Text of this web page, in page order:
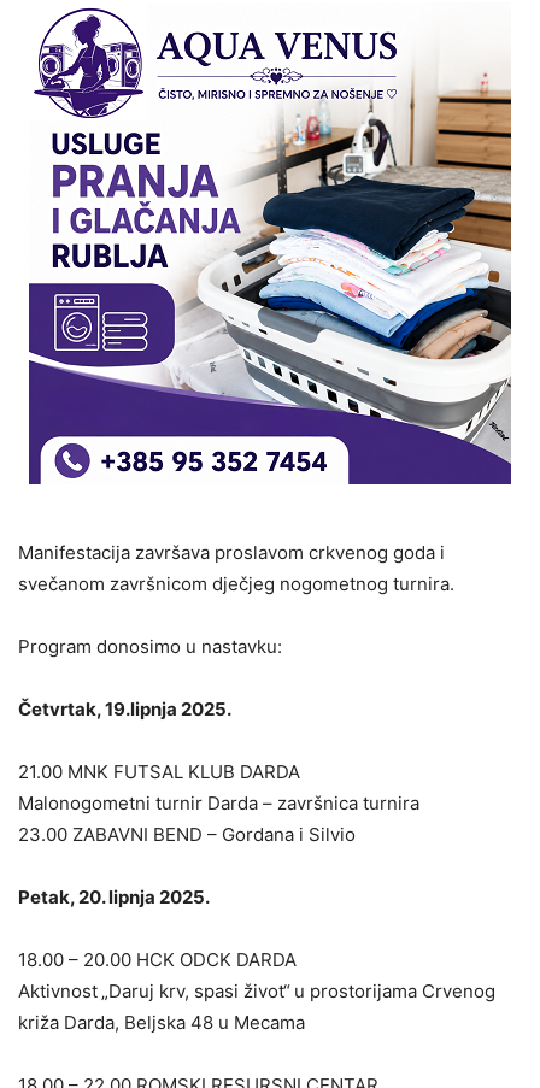
Manifestacija završava proslavom crkvenog goda i
svečanom završnicom dječjeg nogometnog turnira.
Program donosimo u nastavku:
Četvrtak, 19.lipnja 2025.
21.00 MNK FUTSAL KLUB DARDA
Malonogometni turnir Darda – završnica turnira
23.00 ZABAVNI BEND – Gordana i Silvio
Petak, 20. lipnja 2025.
18.00 – 20.00 HCK ODCK DARDA
Aktivnost „Daruj krv, spasi život“ u prostorijama Crvenog
križa Darda, Beljska 48 u Mecama